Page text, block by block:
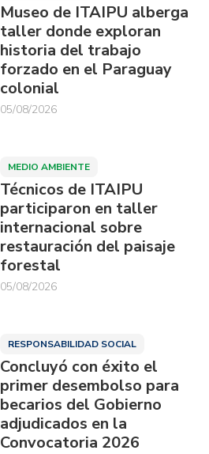
Museo de ITAIPU alberga
taller donde exploran
historia del trabajo
forzado en el Paraguay
colonial
05/08/2026
MEDIO AMBIENTE
Técnicos de ITAIPU
participaron en taller
internacional sobre
restauración del paisaje
forestal
05/08/2026
RESPONSABILIDAD SOCIAL
Concluyó con éxito el
primer desembolso para
becarios del Gobierno
adjudicados en la
Convocatoria 2026